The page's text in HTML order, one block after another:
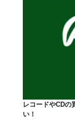
レコードやCDの
い！